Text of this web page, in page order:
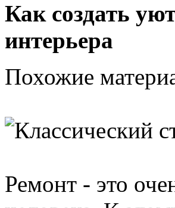
Как создать
интерьера
Похожие
Ремонт - это